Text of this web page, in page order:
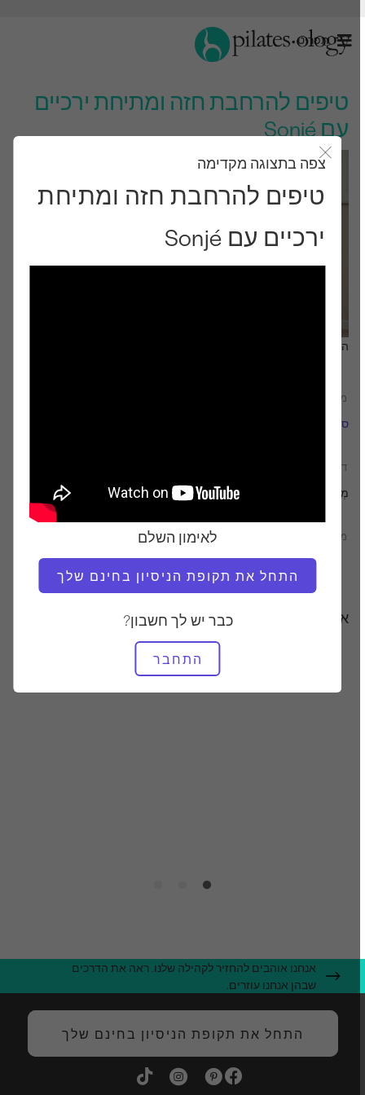
תַפרִיט
טיפים להרחבת חזה ומתיחת ירכיים
עם Sonjé
סגור את מודאל
צפה בתצוגה מקדימה
טיפים להרחבת חזה ומתיחת
ירכיים עם Sonjé
לאימון השלם
התחל את תקופת הניסיון בחינם שלך
כבר יש לך חשבון?
התחבר
התבונן ותלמד
מוֹרֶה
סוניה מאיו
דרוש ציוד
מְתַקֵן
מצא שיעורים דומים עבור
אימונים אחרים שאולי תאהבו
אנחנו אוהבים להחזיר לקהילה שלנו. ראה את הדרכים
שבהן אנחנו עוזרים.
התחל את תקופת הניסיון בחינם שלך